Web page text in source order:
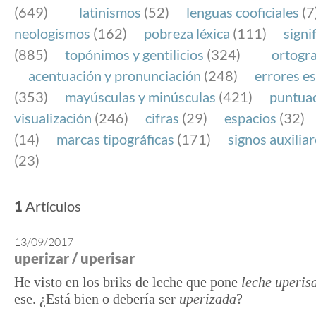
(649)
latinismos (52) lenguas cooficiales
neologismos (162) pobreza léxica (111)
(885)
topónimos y gentilicios (324)
acentuación y pronunciación (248)
errores
(353)
mayúsculas y minúsculas (421)
visualización (246) cifras (29) espacios (32)
(14)
marcas tipográficas (171)
signos
(23)
1 Artículos
13/09/2017
uperizar / uperisar
He visto en los briks de leche que pone leche
ese. ¿Está bien o debería ser uperizada?